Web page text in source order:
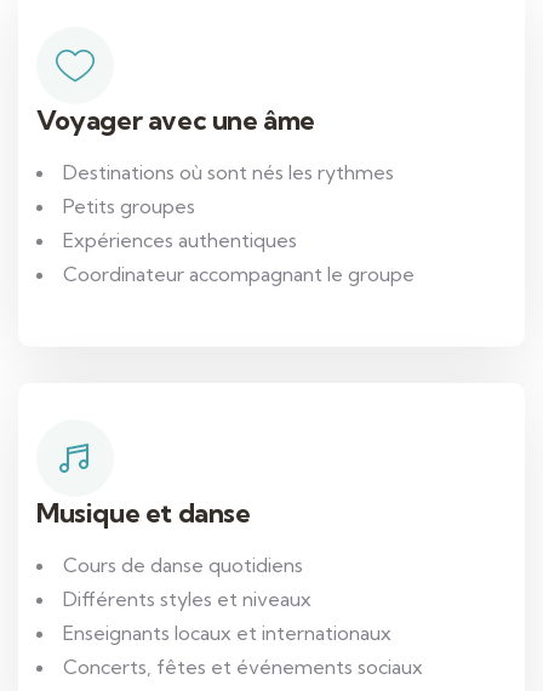
Voyager avec une âme
Destinations où sont nés les rythmes
Petits groupes
Expériences authentiques
Coordinateur accompagnant le groupe
Musique et danse
Cours de danse quotidiens
Différents styles et niveaux
Enseignants locaux et internationaux
Concerts, fêtes et événements sociaux